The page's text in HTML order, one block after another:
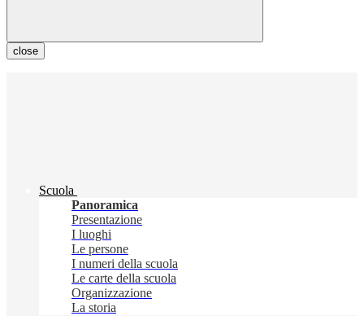
close
Scuola
Panoramica
Presentazione
I luoghi
Le persone
I numeri della scuola
Le carte della scuola
Organizzazione
La storia